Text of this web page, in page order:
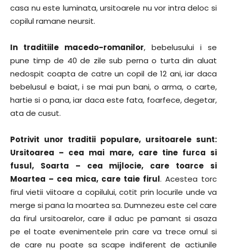
casa nu este luminata, ursitoarele nu vor intra deloc si
copilul ramane neursit.
In traditiile macedo-romanilor, bebelusului i se
pune timp de 40 de zile sub perna o turta din aluat
nedospit coapta de catre un copil de 12 ani, iar daca
bebelusul e baiat, i se mai pun bani, o arma, o carte,
hartie si o pana, iar daca este fata, foarfece, degetar,
ata de cusut.
Potrivit unor traditii populare, ursitoarele sunt:
Ursitoarea – cea mai mare, care tine furca si
fusul, Soarta – cea mijlocie, care toarce si
Moartea – cea mica, care taie firul. Acestea torc
firul vietii viitoare a copilului, cotit prin locurile unde va
merge si pana la moartea sa. Dumnezeu este cel care
da firul ursitoarelor, care il aduc pe pamant si asaza
pe el toate evenimentele prin care va trece omul si
de care nu poate sa scape indiferent de actiunile